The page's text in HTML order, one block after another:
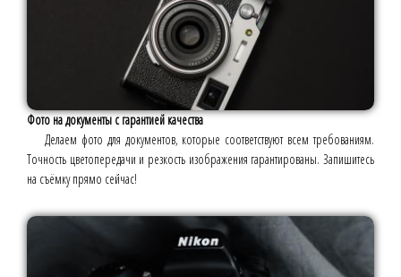
Фото на документы с гарантией качества
Делаем фото для документов, которые соответствуют всем требованиям.
Точность цветопередачи и резкость изображения гарантированы. Запишитесь
на съёмку прямо сейчас!